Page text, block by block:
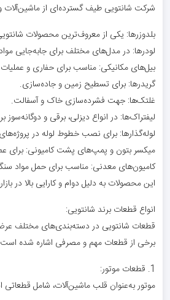
شرکت شانتویی طیف گسترده‌ای از ماشین‌آلات
بلدوزرها: یکی از معروف‌ترین محصولات
لودرها: در مدل‌های مختلف برای جابه‌جایی
بیل‌های مکانیکی: مناسب برای حفاری و
گریدرها: برای تسطیح زمین و جاده‌سازی.
غلتک‌ها: جهت فشرده‌سازی خاک و آسفالت.
لیفتراک‌ها: در انواع دیزلی، برقی و دوگانه‌سوز
لوله‌گذارها: برای نصب خطوط لوله در
میکسر بتون و پمپ‌های پشت کامیونی: برای
کامیون‌های معدنی: مناسب برای حمل مواد
این محصولات به دلیل دوام و کارایی بالا در
انواع قطعات برند شانتویی:
قطعات شانتویی در دسته‌بندی‌های مختلف
برخی از قطعات مهم و مصرفی اشاره شده
1. قطعات موتور:
موتور به‌عنوان قلب ماشین‌آلات، شامل